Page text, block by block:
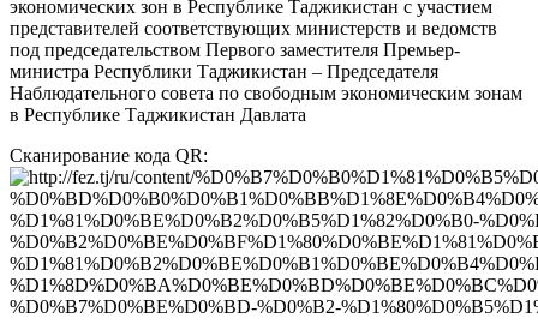
экономических зон в Республике Таджикистан с участием
представителей соответствующих министерств и ведомств
под председательством Первого заместителя Премьер-
министра Республики Таджикистан – Председателя
Наблюдательного совета по свободным экономическим зонам
в Республике Таджикистан Давлата
Сканирование кода QR: